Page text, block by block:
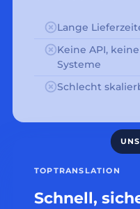
Lange
Keine API,
Systeme
Schlecht
TOPTRANSLATION
Schnell,